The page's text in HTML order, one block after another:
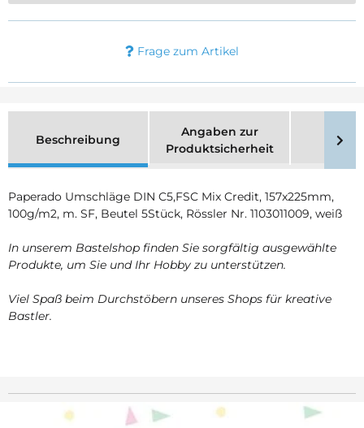
Frage zum Artikel
Beschreibung
Angaben zur
Produktsicherheit
Paperado Umschläge DIN C5,FSC Mix Credit, 157x225mm,
100g/m2, m. SF, Beutel 5Stück, Rössler Nr. 1103011009, weiß
In unserem Bastelshop finden Sie sorgfältig ausgewählte
Produkte, um Sie und Ihr Hobby zu unterstützen.
Viel Spaß beim Durchstöbern unseres Shops für kreative
Bastler.